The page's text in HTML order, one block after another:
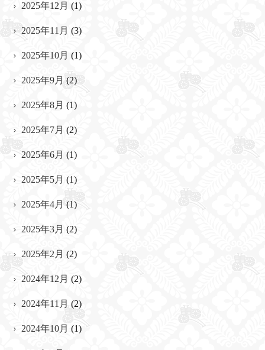
2025年12月 (1)
2025年11月 (3)
2025年10月 (1)
2025年9月 (2)
2025年8月 (1)
2025年7月 (2)
2025年6月 (1)
2025年5月 (1)
2025年4月 (1)
2025年3月 (2)
2025年2月 (2)
2024年12月 (2)
2024年11月 (2)
2024年10月 (1)